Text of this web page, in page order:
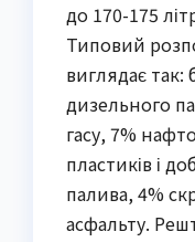
до 170-175
Типовий
виглядає так:
дизельного
гасу, 7%
пластиків і
палива, 4%
асфальту.